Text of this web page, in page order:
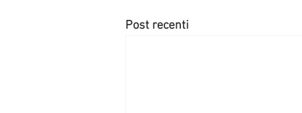
Post recenti